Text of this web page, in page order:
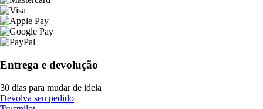
Entrega e devolução
30 dias para mudar de ideia
Devolva seu pedido